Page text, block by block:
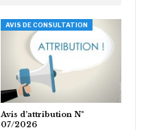
AVIS DE CONSULTATION
Avis d’attribution N°
07/2026